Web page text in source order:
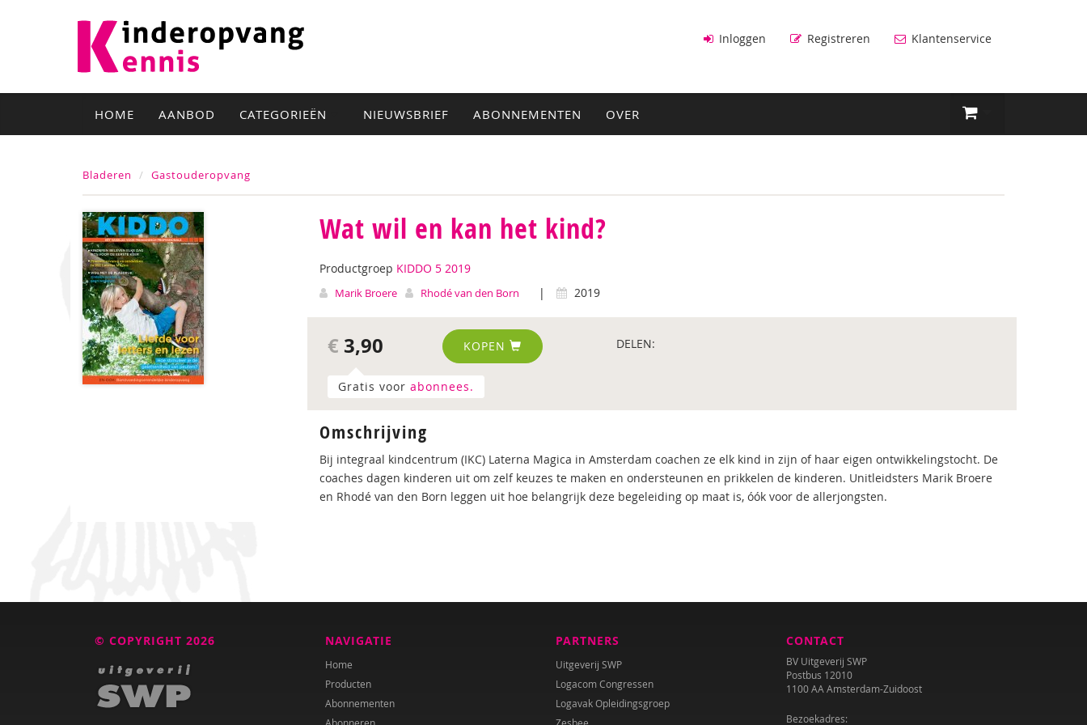
Inloggen Registreren Klantenservice
HOME AANBOD CATEGORIEËN NIEUWSBRIEF ABONNEMENTEN OVER
Bladeren Gastouderopvang
Wat wil en kan het kind?
Productgroep KIDDO 5 2019
Marik Broere Rhodé van den Born | 2019
€ 3,90 KOPEN DELEN:
Gratis voor abonnees.
Omschrijving
Bij integraal kindcentrum (IKC) Laterna Magica in Amsterdam coachen ze elk kind in zijn of haar eigen ontwikkelingstocht. De
coaches dagen kinderen uit om zelf keuzes te maken en ondersteunen en prikkelen de kinderen. Unitleidsters Marik Broere
en Rhodé van den Born leggen uit hoe belangrijk deze begeleiding op maat is, óók voor de allerjongsten.
© COPYRIGHT 2026 NAVIGATIE
Home
Producten
Abonnementen
PARTNERS
Uitgeverij SWP
Logacom Congressen
Logavak Opleidingsgroep
CONTACT
BV Uitgeverij SWP
Postbus 12010
1100 AA Amsterdam-Zuidoost
Bezoekadres: